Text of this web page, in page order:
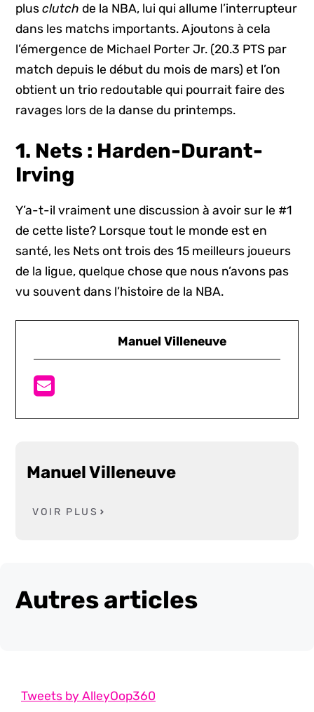
plusclutchde la NBA, lui qui allume l’interrupteur
dans les matchs importants. Ajoutons à cela
l’émergence de Michael Porter Jr. (20.3 PTS par
match depuis le début du mois de mars) et l’on
obtient un trio redoutable qui pourrait faire des
ravages lors de la danse du printemps.
1. Nets : Harden-Durant-
Irving
Y’a-t-il vraiment une discussion à avoir sur le #1
de cette liste? Lorsque tout le monde est en
santé, les Nets ont trois des 15 meilleurs joueurs
de la ligue, quelque chose que nous n’avons pas
vu souvent dans l’histoire de la NBA.
Manuel Villeneuve
Manuel Villeneuve
VOIR PLUS
Autres articles
Tweets by AlleyOop360